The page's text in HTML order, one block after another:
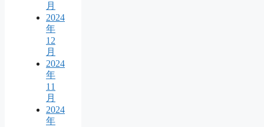
月
2024
年
12
月
2024
年
11
月
2024
年